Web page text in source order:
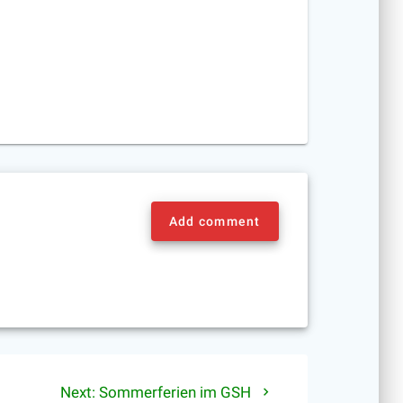
Add comment
Next: Next
Sommerferien im GSH